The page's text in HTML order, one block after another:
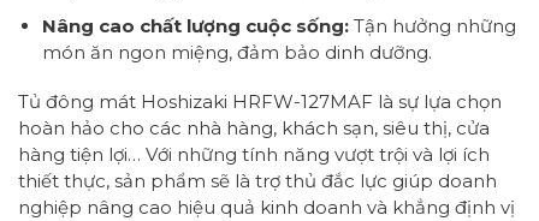
Nâng cao chất lượng cuộc sống:Tận hưởng những
món ăn ngon miệng, đảm bảo dinh dưỡng.
Tủ đông mát Hoshizaki HRFW-127MAF là sự lựa chọn
hoàn hảo cho các nhà hàng, khách sạn, siêu thị, cửa
hàng tiện lợi… Với những tính năng vượt trội và lợi ích
thiết thực, sản phẩm sẽ là trợ thủ đắc lực giúp doanh
nghiệp nâng cao hiệu quả kinh doanh và khẳng định vị